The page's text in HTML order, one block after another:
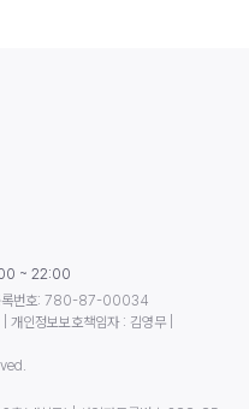
~ 22:00
등록번호: 780-87-00034
인정보보호책임자 : 김영무 |